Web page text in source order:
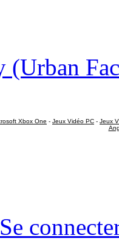
(Urban
Xbox One - Jeux Vidéo PC - Jeux
Se